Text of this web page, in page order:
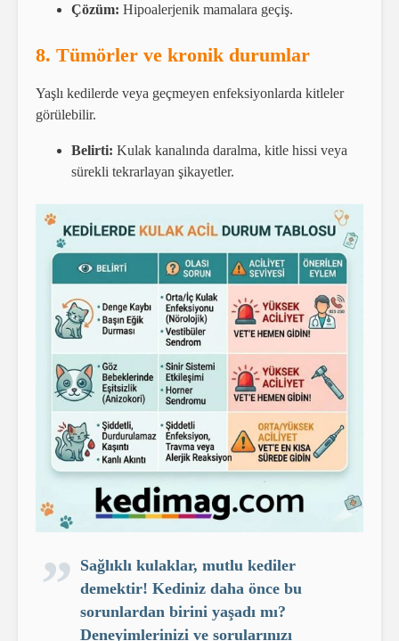
Çözüm: Hipoalerjenik mamalara geçiş.
8. Tümörler ve kronik durumlar
Yaşlı kedilerde veya geçmeyen enfeksiyonlarda kitleler
görülebilir.
Belirti: Kulak kanalında daralma, kitle hissi veya
sürekli tekrarlayan şikayetler.
Sağlıklı kulaklar, mutlu kediler
demektir! Kediniz daha önce bu
sorunlardan birini yaşadı mı?
Deneyimlerinizi ve sorularınızı